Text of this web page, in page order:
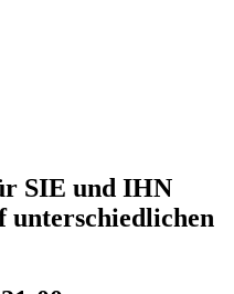
SIE und IHN
unterschiedlichen